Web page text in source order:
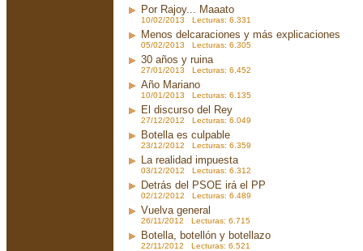
Por Rajoy... Maaato
10/02/2013 Lecturas: 6.331
Menos delcaraciones y más explicaciones
05/02/2013 Lecturas: 6.305
30 años y ruina
27/01/2013 Lecturas: 6.452
Año Mariano
10/01/2013 Lecturas: 6.135
El discurso del Rey
27/12/2012 Lecturas: 6.049
Botella es culpable
23/12/2012 Lecturas: 6.359
La realidad impuesta
03/12/2012 Lecturas: 6.312
Detrás del PSOE irá el PP
02/12/2012 Lecturas: 6.489
Vuelva general
26/11/2012 Lecturas: 6.715
Botella, botellón y botellazo
22/11/2012 Lecturas: 6.521